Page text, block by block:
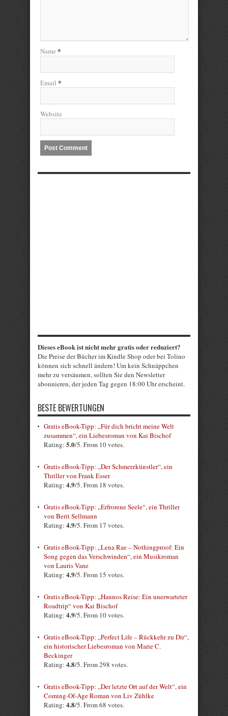
Name *
Email *
Website
Dieses eBook ist nicht mehr gratis oder reduziert?
Die Preise der Bücher im Kindle Shop oder bei Tolino
können sich schnell ändern! Um kein Schnäppchen
mehr zu versäumen, sollten Sie den Newsletter
abonnieren, der jeden Tag gegen 18:00 Uhr erscheint.
BESTE BEWERTUNGEN
Gratis eBook-Tipp: „Für dich bricht meine Welt
zusammen“, ein Liebesroman von Kai Bischof
Rating: 5.0/5. From 10 votes.
Gratis eBook-Tipp: „Der Schmerzkünstler“, ein
Thriller von Frank Esser
Rating: 4.9/5. From 18 votes.
Gratis eBook-Tipp: „Erfrorene Seele“, ein Thriller
von Berit Sellmann
Rating: 4.9/5. From 17 votes.
Gratis eBook-Tipp: „Lena Rae – Nothingproof: Ein
Song gegen das Verschwinden“, ein Musikroman
von Lauris Vane
Rating: 4.9/5. From 15 votes.
Gratis eBook-Tipp: „Hannos Reise: Ein unerwarteter
Roadtrip“ von Kai Bischof
Rating: 4.9/5. From 10 votes.
Gratis eBook-Tipp: „Perfect Life – Rückkehr zu Dir“,
ein historischer Liebesroman von Marie C.
Beckinger
Rating: 4.8/5. From 298 votes.
Gratis eBook-Tipp: „Der letzte Ort auf der Welt“, ein
Coming-Of-Age Roman von Liv Zühlke
Rating: 4.8/5. From 68 votes.